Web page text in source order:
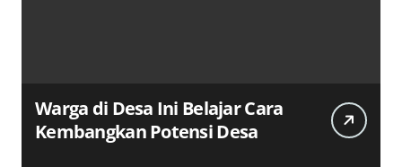
Warga di Desa Ini Belajar Cara
Kembangkan Potensi Desa